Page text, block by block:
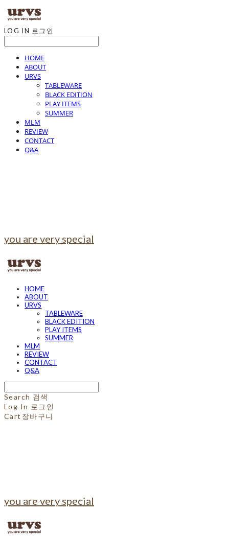
LOG IN 로그인
HOME
ABOUT
URVS
TABLEWARE
BLACK EDITION
PLAY ITEMS
SUMMER
MLM
REVIEW
CONTACT
Q&A
you are very special
HOME
ABOUT
URVS
TABLEWARE
BLACK EDITION
PLAY ITEMS
SUMMER
MLM
REVIEW
CONTACT
Q&A
Search 검색
Log In 로그인
Cart 장바구니
you are very special